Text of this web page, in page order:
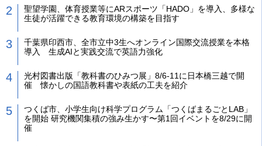
聖望学園、体育授業等にARスポーツ「HADO」を導入、多様な
生徒が活躍できる教育環境の構築を目指す
千葉県印西市、全市立中3生へオンライン国際交流授業を本格
導入 生成AIと実践交流で英語力強化
光村図書出版「教科書のひみつ展」8/6-11に日本橋三越で開
催 懐かしの国語教科書や表紙の工夫を紹介
つくば市、小学生向け科学プログラム「つくばまるごとLAB」
を開始 研究機関集積の強み生かす〜第1回イベントを8/29に開
催